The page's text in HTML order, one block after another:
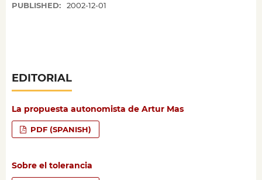
PUBLISHED: 2002-12-01
EDITORIAL
La propuesta autonomista de Artur Mas
PDF (SPANISH)
Sobre el tolerancia